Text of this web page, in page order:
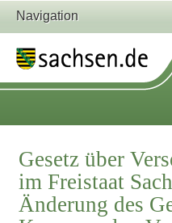
Navigation
Gesetz über
im Freistaat
Änderung des